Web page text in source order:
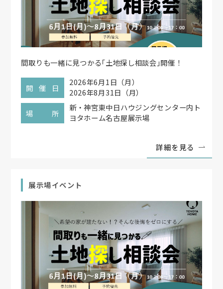
間取りも一緒に見つかる「土地探し相談会 」開催！
開催日
2026年6月1日（月）
2026年8月31日（月）
場所
新・神宮東中日ハウジングセンター内ト
ヨタホーム名古屋展示場
詳細を見る
展示場イベント